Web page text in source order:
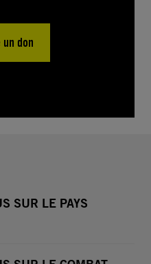
don
SUR LE PAYS